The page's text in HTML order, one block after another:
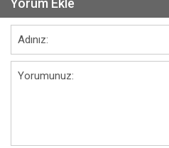
Yorum Ekle